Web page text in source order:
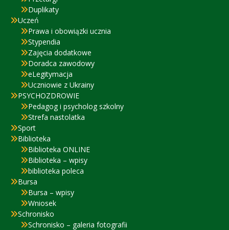
Duplikaty
Uczeń
Prawa i obowiązki ucznia
Stypendia
Zajęcia dodatkowe
Doradca zawodowy
eLegitymacja
Uczniowie z Ukrainy
PSYCHOZDROWIE
Pedagog i psycholog szkolny
Strefa nastolatka
Sport
Biblioteka
Biblioteka ONLINE
Biblioteka – wpisy
biblioteka poleca
Bursa
Bursa – wpisy
Wniosek
Schronisko
Schronisko – galeria fotografii